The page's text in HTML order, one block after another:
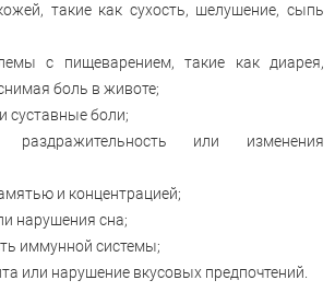
такие как сухость, шелушение, сыпь
с пищеварением, такие как диарея,
боль в животе;
суставные боли;
раздражительность или изменения
и концентрацией;
нарушения сна;
иммунной системы;
или нарушение вкусовых предпочтений.